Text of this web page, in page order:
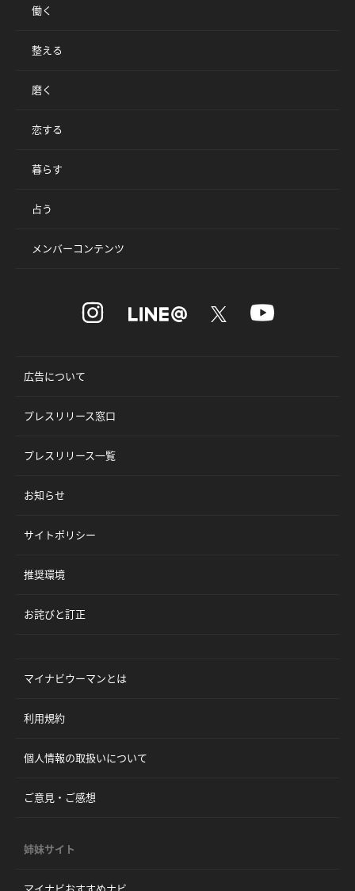
働く
整える
磨く
恋する
暮らす
占う
メンバーコンテンツ
広告について
プレスリリース窓口
プレスリリース一覧
お知らせ
サイトポリシー
推奨環境
お詫びと訂正
マイナビウーマンとは
利用規約
個人情報の取扱いについて
ご意見・ご感想
姉妹サイト